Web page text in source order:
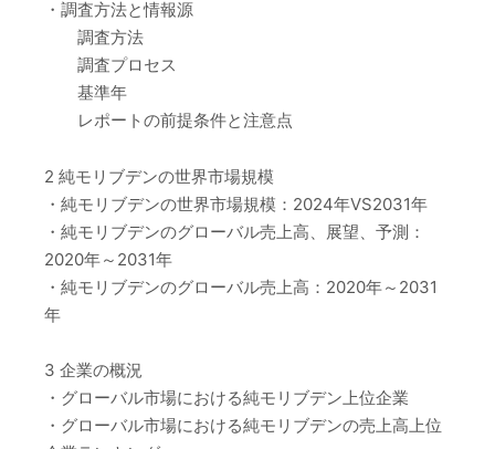
・調査方法と情報源
調査方法
調査プロセス
基準年
レポートの前提条件と注意点
2 純モリブデンの世界市場規模
・純モリブデンの世界市場規模：2024年VS2031年
・純モリブデンのグローバル売上高、展望、予測：
2020年～2031年
・純モリブデンのグローバル売上高：2020年～2031
年
3 企業の概況
・グローバル市場における純モリブデン上位企業
・グローバル市場における純モリブデンの売上高上位